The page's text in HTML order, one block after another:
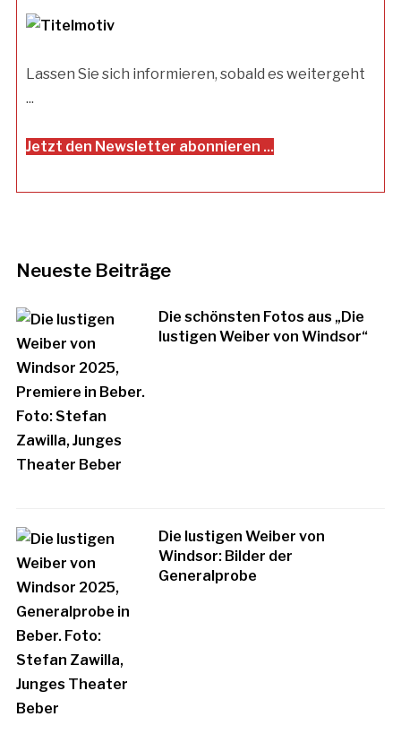
Lassen Sie sich informieren, sobald es weitergeht
...
Jetzt den Newsletter abonnieren ...
Neueste Beiträge
Die schönsten Fotos aus „Die
lustigen Weiber von Windsor“
Die lustigen Weiber von
Windsor: Bilder der
Generalprobe